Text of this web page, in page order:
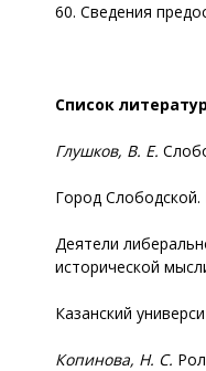
60. Сведения
Список
Глушков, В. Е.
Город Слободской.
Деятели
исторической
Казанский
Копинова, Н. С.